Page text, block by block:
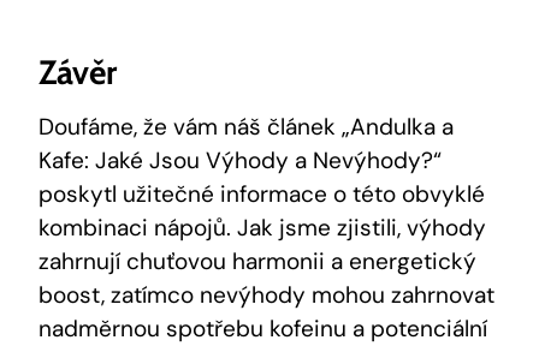
Závěr
Doufáme, že vám náš článek „Andulka a
Kafe: Jaké Jsou Výhody a Nevýhody?“
poskytl užitečné informace o této obvyklé
kombinaci nápojů. Jak jsme zjistili, výhody
zahrnují chuťovou harmonii a energetický
boost, zatímco nevýhody mohou zahrnovat
nadměrnou spotřebu kofeinu a potenciální